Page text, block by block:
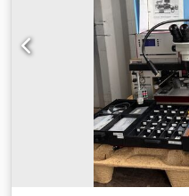
completa. 2. Leilão por
nosso nome. Nossos
nossos próprios
escritório, inspeção,
desmontagem e entrega
nossas estantes para
procurando uma estante
galvanizada/sistema de
garantimos as melhores
solicitar uma oferta sem